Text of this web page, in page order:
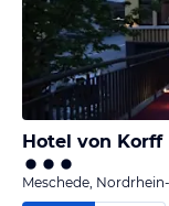
Hotel von Korff
Meschede,